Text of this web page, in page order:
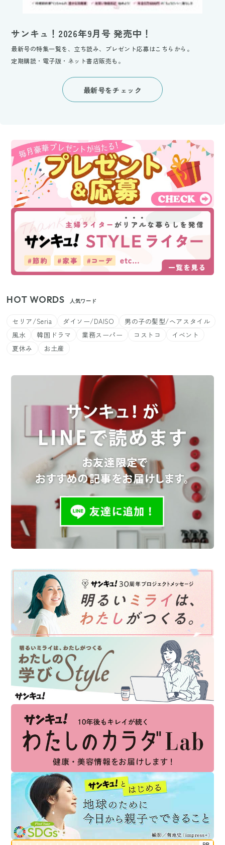
サンキュ！2026年9月号 発売中！
最新号の特集一覧を、立ち読み、プレゼント応募はこちらから。
定期購読・電子版・ネット書店販売も。
最新号をチェック
HOT WORDS 人気ワード
セリア/Seria ダイソー/DAISO
男の子の髪型/ヘアスタイル
風水
韓国ドラマ 業務スーパー コストコ
イベント
夏休み
お土産